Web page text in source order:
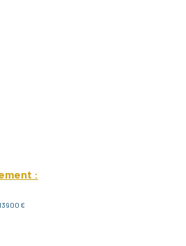
:
900 €